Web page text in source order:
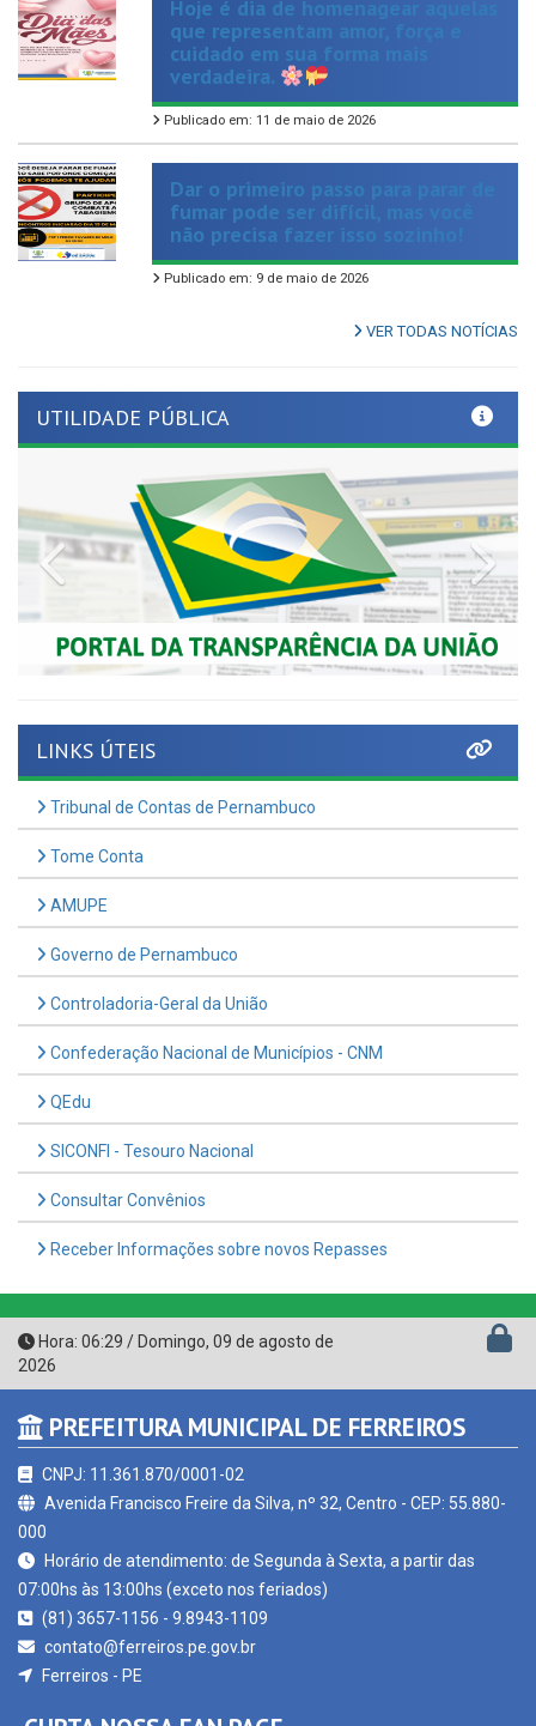
cuidado em sua forma mais
verdadeira.
Publicado em: 11 de maio de 2026
Dar o primeiro passo para parar de
fumar pode ser difícil, mas você
não precisa fazer isso sozinho!
Publicado em: 9 de maio de 2026
VER TODAS NOTÍCIAS
Previous
Tribunal de Contas de Pernambuco
Tome Conta
AMUPE
Governo de Pernambuco
Controladoria-Geral da União
Confederação Nacional de Municípios - CNM
QEdu
SICONFI - Tesouro Nacional
Consultar Convênios
Receber Informações sobre novos Repasses
Hora:06:29/Domingo,09 de agosto de
2026
PREFEITURA MUNICIPAL DE FERREIROS
CNPJ: 11.361.870/0001-02
000
Horário de atendimento: de Segunda à Sexta, a partir das
07:00hs às 13:00hs (exceto nos feriados)
(81) 3657-1156 - 9.8943-1109
contato@ferreiros.pe.gov.br
Ferreiros - PE
CURTA NOSSA FAN PAGE